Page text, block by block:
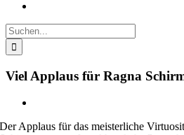
Suche
nach:
Viel Applaus für Ragna
Bild
Der Applaus für das meisterliche